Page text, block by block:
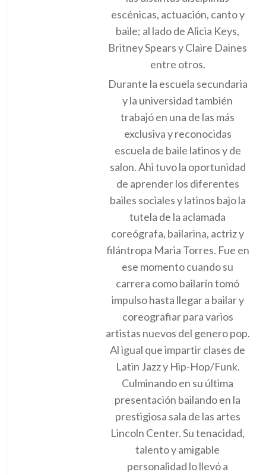
escénicas, actuación, canto y
baile; al lado de Alicia Keys,
Britney Spears y Claire Daines
entre otros.
Durante la escuela secundaria
y la universidad también
trabajó en una de las más
exclusiva y reconocidas
escuela de baile latinos y de
salon. Ahi tuvo la oportunidad
de aprender los diferentes
bailes sociales y latinos bajo la
tutela de la aclamada
coreógrafa, bailarina, actriz y
filántropa Maria Torres. Fue en
ese momento cuando su
carrera como bailarín tomó
impulso hasta llegar a bailar y
coreografiar para varios
artistas nuevos del genero pop.
Al igual que impartir clases de
Latin Jazz y Hip-Hop/Funk.
Culminando en su última
presentación bailando en la
prestigiosa sala de las artes
Lincoln Center. Su tenacidad,
talento y amigable
personalidad lo llevó a